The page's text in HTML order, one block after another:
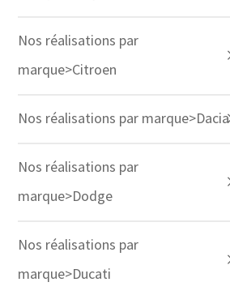
Nos réalisations par
marque>Citroen
Nos réalisations par marque>Dacia
Nos réalisations par
marque>Dodge
Nos réalisations par
marque>Ducati